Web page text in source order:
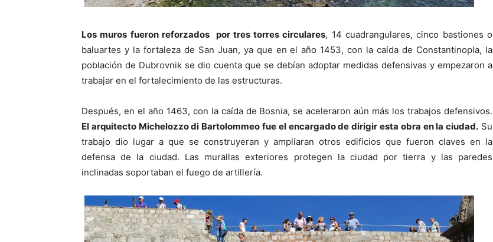
Los muros fueron reforzados por tres torres circulares, 14 cuadrangulares, cinco bastiones o
baluartes y la fortaleza de San Juan, ya que en el año 1453, con la caída de Constantinopla, la
población de Dubrovnik se dio cuenta que se debían adoptar medidas defensivas y empezaron a
trabajar en el fortalecimiento de las estructuras.
Después, en el año 1463, con la caída de Bosnia, se aceleraron aún más los trabajos defensivos.
El arquitecto Michelozzo di Bartolommeo fue el encargado de dirigir esta obra en la ciudad. Su
trabajo dio lugar a que se construyeran y ampliaran otros edificios que fueron claves en la
defensa de la ciudad. Las murallas exteriores protegen la ciudad por tierra y las paredes
inclinadas soportaban el fuego de artillería.